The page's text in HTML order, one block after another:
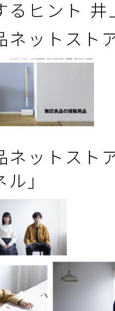
るヒント
ネットスト
ネットスト
」